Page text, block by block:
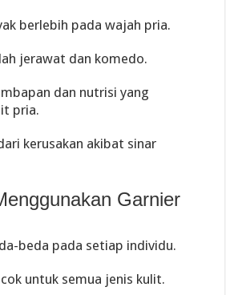
berlebih pada wajah pria.
jerawat dan komedo.
dan nutrisi yang
pria.
kerusakan akibat sinar
Garnier
beda pada setiap individu.
untuk semua jenis kulit.